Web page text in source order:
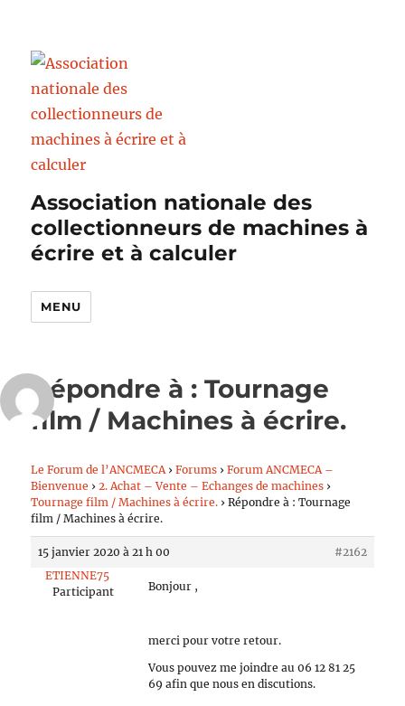
Association nationale des
collectionneurs de machines à
écrire et à calculer
MENU
Répondre à : Tournage
film / Machines à écrire.
Le Forum de l’ANCMECA › Forums › Forum ANCMECA –
Bienvenue › 2. Achat – Vente – Echanges de machines ›
Tournage film / Machines à écrire. › Répondre à : Tournage
film / Machines à écrire.
15 janvier 2020 à 21 h 00
#2162
ETIENNE75
Participant
Bonjour ,
merci pour votre retour.
Vous pouvez me joindre au 06 12 81 25
69 afin que nous en discutions.